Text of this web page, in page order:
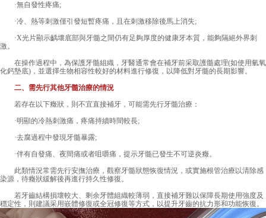
·無自發性疼痛;
·冷、熱等刺激僅引發短暫疼痛，且在刺激移除後馬上消失;
·X光片顯示齲壞底部與牙髓之間仍有足夠厚度的健康牙本質，能夠隔絕外界刺
激。
在操作過程中，為保護牙髓組織，牙醫通常會在補牙前采取護髓處理(如使用氫氧
化鈣墊底)，並選擇生物相容性較好的材料進行修復，以降低對牙髓的長期影響。
二、需先行其他牙髓治療的情況
若存在以下癥狀，則不宜直接補牙，可能需先行牙髓治療：
·明顯的冷熱刺激痛，疼痛持續時間較長;
·去腐過程中發現牙髓暴露;
·伴有自發痛、夜間痛或者咀嚼痛，提示牙髓已發生不可逆炎癥。
此類情況常需先行安撫治療，觀察牙髓狀態恢復情況，或實施根管治療以清除感
染源，待癥狀緩解後再進行持久性修復。
若牙齒結構損壞較大、剩余牙體組織較薄弱，直接補牙難以保障長期使用強度及
穩定性，則建議采用嵌體修復或全冠修復等方式，以提升牙齒的抗力形和功能恢復。